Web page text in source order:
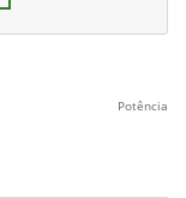
Potência